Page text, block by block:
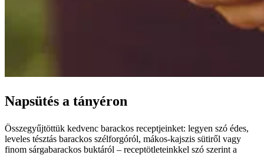
Napsütés a tányéron
Összegyűjtöttük kedvenc barackos receptjeinket: legyen szó édes,
leveles tésztás barackos szélforgóról, mákos-kajszis sütiről vagy
finom sárgabarackos buktáról – receptötleteinkkel szó szerint a